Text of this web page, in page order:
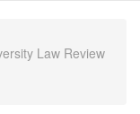
Law Review